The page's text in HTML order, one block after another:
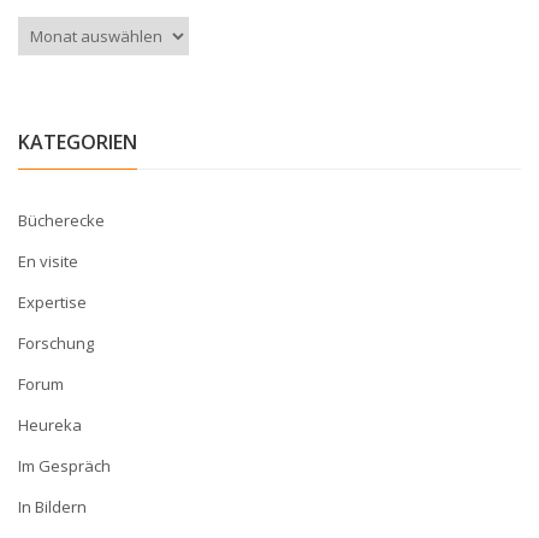
Archiv
KATEGORIEN
Bücherecke
En visite
Expertise
Forschung
Forum
Heureka
Im Gespräch
In Bildern